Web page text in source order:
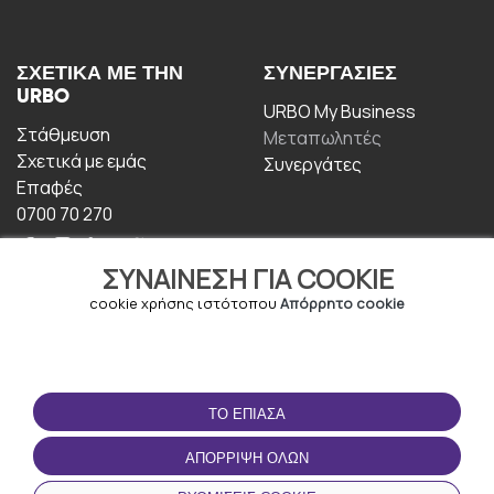
ΣΥΝΑΊΝΕΣΗ ΓΙΑ COOKIE
cookie χρήσης ιστότοπου Απόρρητο cookie
ΤΟ ΈΠΙΑΣΑ
ΑΠΌΡΡΙΨΗ ΌΛΩΝ
ΣΧΕΤΙΚΆ ΜΕ ΤΗΝ
URBO
Στάθμευση
Σχετικά με εμάς
Επαφές
0700 70 270
ΣΥΝΕΡΓΑΣΊΕΣ
URBO My Business
Μεταπωλητές
Συνεργάτες
ΟΡΟΙ ΧΡΉΣΗΣ
Οροι και Προϋποθέσεις
Πολιτική απορρήτου
ΚΑΤΕΒΆΣΤΕ ΤΗΝ
ΕΦΑΡΜΟΓΉ